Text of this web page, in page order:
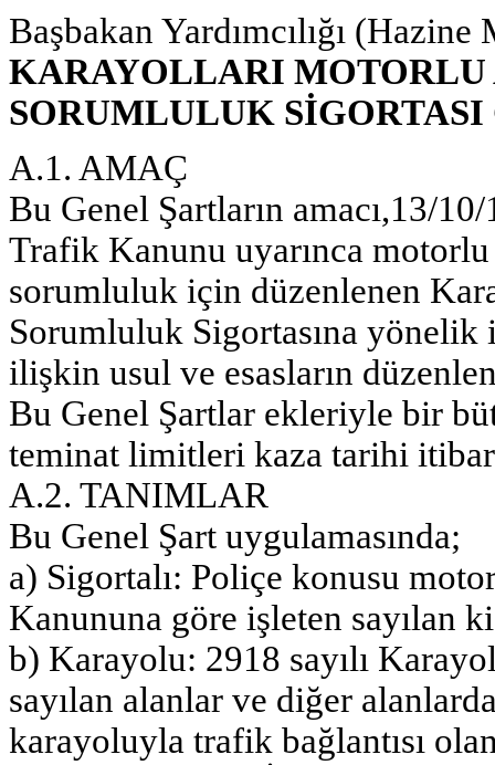
Başbakan Yardımcılığı (Hazine
KARAYOLLARI
SORUMLULUK
A.1. AMAÇ
Bu Genel Şartların amacı,13/
Trafik Kanunu uyarınca
sorumluluk için düzenlenen
Sorumluluk Sigortasına
ilişkin usul ve esasların
Bu Genel Şartlar ekleriyle bir
teminat limitleri kaza tarihi
A.2. TANIMLAR
Bu Genel Şart uygulamasında;
a) Sigortalı: Poliçe konusu
Kanununa göre işleten sayılan
b) Karayolu: 2918 sayılı
sayılan alanlar ve diğer
karayoluyla trafik bağlantısı